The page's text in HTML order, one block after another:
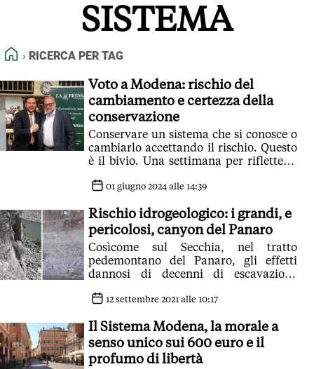
FEED RSS
NORMATIVE DEONTOLOGICHE
TERMINI e CONDIZIONI
SISTEMA
HOME
RICERCA PER TAG
Voto a Modena: rischio del
cambiamento e certezza della
conservazione
Conservare un sistema che si conosce o
cambiarlo accettando il rischio. Questo
è il bivio. Una settimana per rifletterci
01 giugno 2024 alle 14:39
Rischio idrogeologico: i grandi, e
pericolosi, canyon del Panaro
Cosìcome sul Secchia, nel tratto
pedemontano del Panaro, gli effetti
dannosi di decenni di escavazione
spesa per opere che dopo pochi anni
12 settembre 2021 alle 10:17
Il Sistema Modena, la morale a
senso unico sui 600 euro e il
profumo di libertà